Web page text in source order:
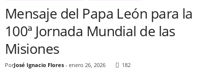
Mensaje del Papa León para la
100ª Jornada Mundial de las
Misiones
PorJosé Ignacio Flores - enero 26, 2026 182